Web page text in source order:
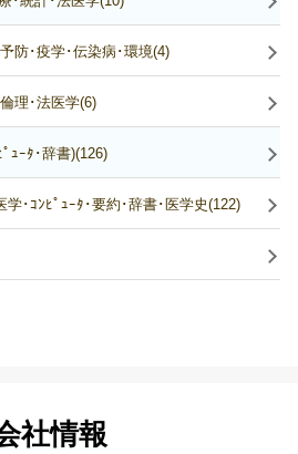
防･疫学･伝染病･環境(4)
理･法医学(6)
ｭｰﾀ･辞書)(126)
学･ｺﾝﾋﾟｭｰﾀ･要約･辞書･医学史(122)
社情報